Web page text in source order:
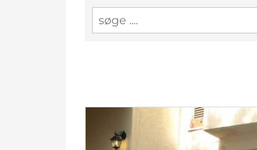
E-mail-adresse *